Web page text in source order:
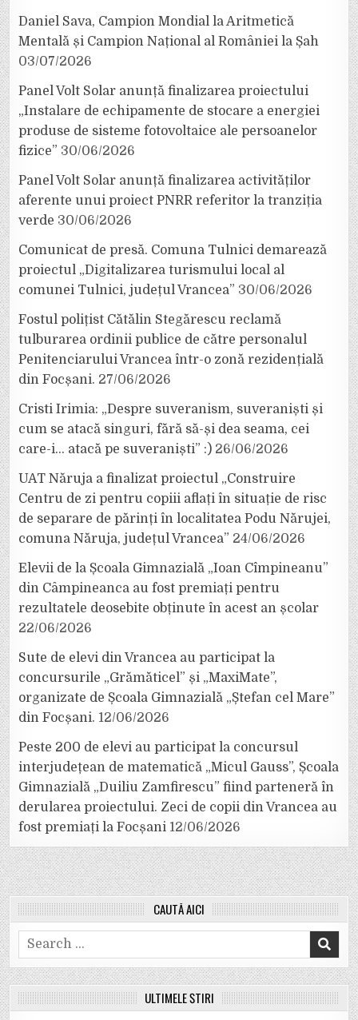
Daniel Sava, Campion Mondial la Aritmetică
Mentală și Campion Național al României la Șah
03/07/2026
Panel Volt Solar anunță finalizarea proiectului
„Instalare de echipamente de stocare a energiei
produse de sisteme fotovoltaice ale persoanelor
fizice” 30/06/2026
Panel Volt Solar anunță finalizarea activităților
aferente unui proiect PNRR referitor la tranziția
verde 30/06/2026
Comunicat de presă. Comuna Tulnici demarează
proiectul „Digitalizarea turismului local al
comunei Tulnici, județul Vrancea” 30/06/2026
Fostul polițist Cătălin Stegărescu reclamă
tulburarea ordinii publice de către personalul
Penitenciarului Vrancea într-o zonă rezidențială
din Focșani. 27/06/2026
Cristi Irimia: „Despre suveranism, suveraniști și
cum se atacă singuri, fără să-și dea seama, cei
care-i… atacă pe suveraniști” :) 26/06/2026
UAT Năruja a finalizat proiectul „Construire
Centru de zi pentru copiii aflați în situație de risc
de separare de părinți în localitatea Podu Nărujei,
comuna Năruja, județul Vrancea” 24/06/2026
Elevii de la Școala Gimnazială „Ioan Cîmpineanu”
din Câmpineanca au fost premiați pentru
rezultatele deosebite obținute în acest an școlar
22/06/2026
Sute de elevi din Vrancea au participat la
concursurile „Grămăticel” și „MaxiMate”,
organizate de Școala Gimnazială „Ștefan cel Mare”
din Focșani. 12/06/2026
Peste 200 de elevi au participat la concursul
interjudețean de matematică „Micul Gauss”, Școala
Gimnazială „Duiliu Zamfirescu” fiind parteneră în
derularea proiectului. Zeci de copii din Vrancea au
fost premiați la Focșani 12/06/2026
CAUTĂ AICI
Search
for:
ULTIMELE ȘTIRI